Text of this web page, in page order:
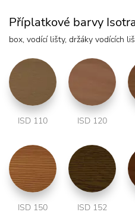
Příplatkové barvy
box, vodící lišty, držáky vodících
ISD 110 ISD 120
ISD 150 ISD 152